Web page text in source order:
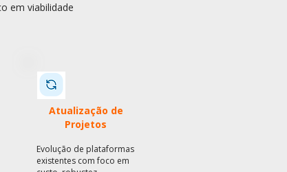
em viabilidade
Atualização de
Projetos
Evolução de plataformas
existentes com foco em